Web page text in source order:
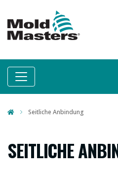
Seitliche Anbindung
SEITLICHE